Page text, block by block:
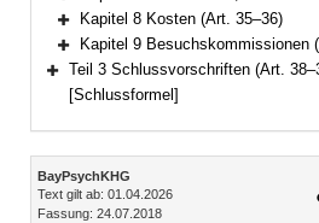
Bereich erweitern
Bereich erweitern
Kapitel 8 Kosten (Art. 35–36)
Bereich erweitern
Kapitel 9 Besuchskommissionen
Bereich erweitern
Teil 3 Schlussvorschriften (Art.
[Schlussformel]
Inhalt
BayPsychKHG
Text gilt ab: 01.04.2026
Fassung: 24.07.2018